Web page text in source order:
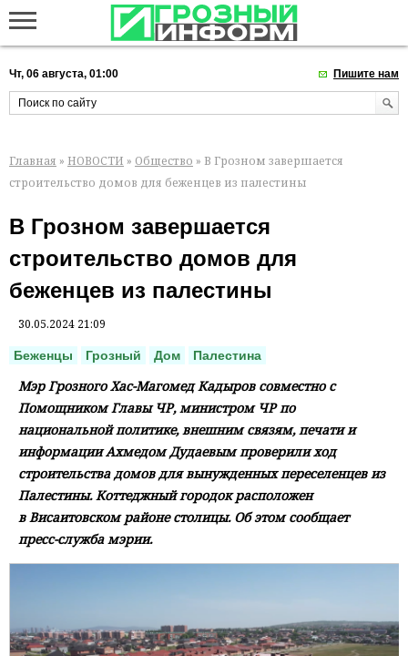
Чт, 06 августа, 01:00 Пишите нам
Главная » НОВОСТИ » Общество » В Грозном завершается
строительство домов для беженцев из палестины
В Грозном завершается
строительство домов для
беженцев из палестины
30.05.2024 21:09
Беженцы Грозный Дом Палестина
Мэр Грозного Хас-Магомед Кадыров совместно с
Помощником Главы ЧР, министром ЧР по
национальной политике, внешним связям, печати и
информации Ахмедом Дудаевым проверили ход
строительства домов для вынужденных переселенцев из
Палестины. Коттеджный городок расположен
в Висаитовском районе столицы. Об этом сообщает
пресс-служба мэрии.